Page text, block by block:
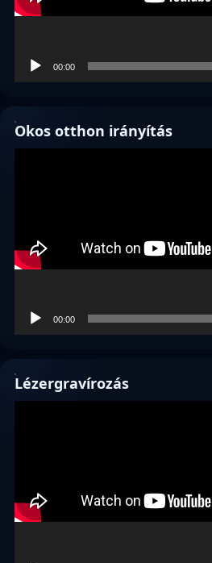
00:00
Okos otthon irányítás
00:00
Lézergravírozás